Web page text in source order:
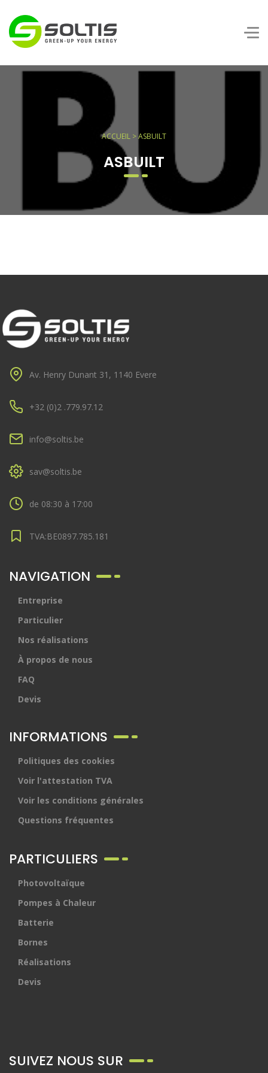
ACCUEIL > ASBUILT
ASBUILT
Av. Henry Dunant 31, 1140 Evere
+32 (0)2 .779.97.12
info@soltis.be
sav@soltis.be
de 08:30 à 17:00
TVA:BE0897.785.181
NAVIGATION
Entreprise
Particulier
Nos réalisations
À propos de nous
FAQ
Devis
INFORMATIONS
Politiques des cookies
Voir l'attestation TVA
Voir les conditions générales
Questions fréquentes
PARTICULIERS
Photovoltaïque
Pompes à Chaleur
Batterie
Bornes
Réalisations
Devis
SUIVEZ NOUS SUR